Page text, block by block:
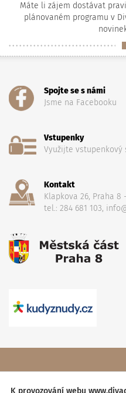
Máte li zájem dostávat
plánovaném programu v
Spojte se s námi
Jsme na Facebooku
Vstupenky
Využijte vstupenkový
Kontakt
Klapkova 26, Praha 8
tel.: 284 681 103,
vyhrazena,
K provozování webu